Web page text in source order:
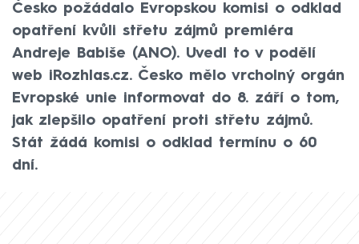
Česko požádalo Evropskou komisi o odklad
opatření kvůli střetu zájmů premiéra
Andreje Babiše (ANO). Uvedl to v podělí
web iRozhlas.cz. Česko mělo vrcholný orgán
Evropské unie informovat do 8. září o tom,
jak zlepšilo opatření proti střetu zájmů.
Stát žádá komisi o odklad termínu o 60
dní.